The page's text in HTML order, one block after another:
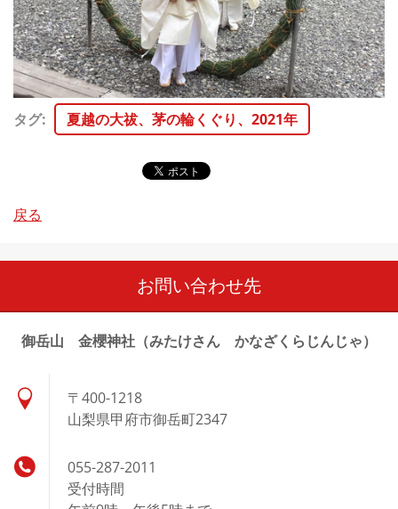
タグ: 夏越の大祓、茅の輪くぐり、2021年
戻る
お問い合わせ先
御岳山 金櫻神社（みたけさん かなざくらじんじゃ）
〒400-1218
山梨県甲府市御岳町2347
055-287-2011
受付時間